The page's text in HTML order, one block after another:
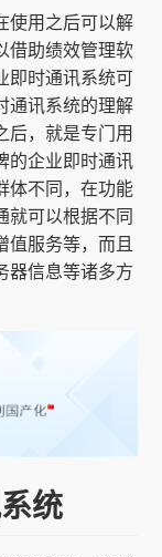
使用之后可以解
借助绩效管理软
即时通讯系统可
通讯系统的理解
后，就是专门用
的企业即时通讯
体不同，在功能
就可以根据不同
值服务等，而且
器信息等诸多方
统